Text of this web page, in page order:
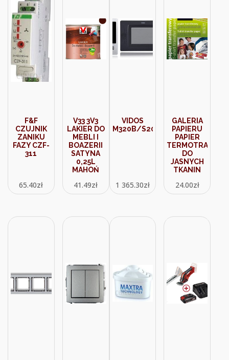
F&F
CZUJNIK
ZANIKU
FAZY CZF-
311
65.40zł
V33 3V3
LAKIER DO
MEBLI I
BOAZERII
SATYNA
0,25L
MAHOŃ
41.49zł
VIDOS
M320B/S20DA
1 365.30zł
GALERIA
PAPIERU
PAPIER
DO
JASNYCH
TKANIN
24.00zł